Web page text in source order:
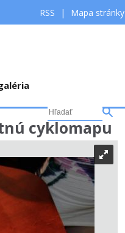
RSS | Mapa stránky
cyklomapu